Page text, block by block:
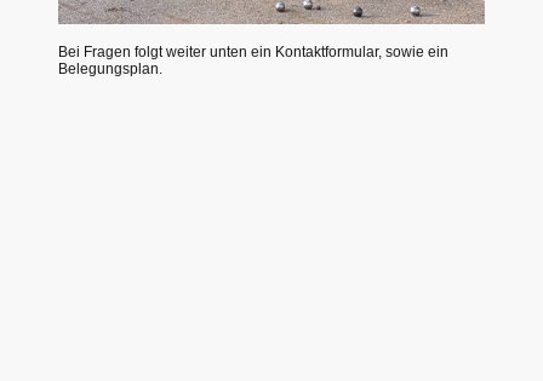
Bei Fragen folgt weiter unten ein Kontaktformular, sowie ein
Belegungsplan.